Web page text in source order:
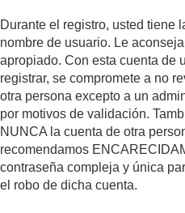
Durante el registro, usted tiene
nombre de usuario. Le
apropiado. Con esta cuenta de
registrar, se compromete a no
otra persona excepto a un
por motivos de validación.
NUNCA la cuenta de otra
recomendamos
contraseña compleja y única
el robo de dicha cuenta.